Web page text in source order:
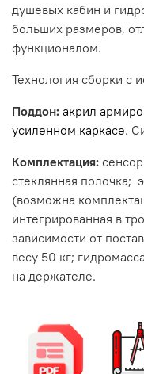
душевых кабин и
больших размеров,
функционалом.
Технология сборки с
Поддон: акрил
усиленном каркасе.
Комплектация:
стеклянная полочка;
(возможна
интегрированная в
зависимости от
весу 50 кг;
на держателе.